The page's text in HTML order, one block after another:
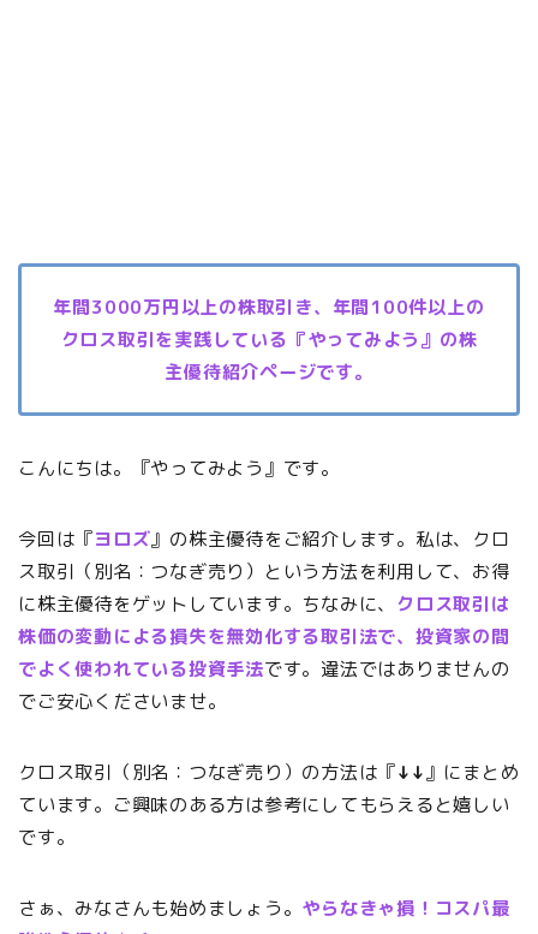
年間3000万円以上の株取引き、年間100件以上の
クロス取引を実践している『やってみよう』の株
主優待紹介ページです。
こんにちは。『やってみよう』です。
今回は『ヨロズ』の株主優待をご紹介します。私は、クロ
ス取引（別名：つなぎ売り）という方法を利用して、お得
に株主優待をゲットしています。ちなみに、 クロス取引は
株価の変動による損失を無効化する取引法で、投資家の間
でよく使われている投資手法です。違法ではありませんの
でご安心くださいませ。
クロス取引（別名：つなぎ売り）の方法は『↓↓』にまとめ
ています。ご興味のある方は参考にしてもらえると嬉しい
です。
さぁ、みなさんも始めましょう。 やらなきゃ損！コスパ最